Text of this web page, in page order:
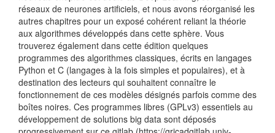
réseaux de neurones artificiels, et nous avons réorganisé les
autres chapitres pour un exposé cohérent reliant la théorie
aux algorithmes développés dans cette sphère. Vous
trouverez également dans cette édition quelques
programmes des algorithmes classiques, écrits en langages
Python et C (langages à la fois simples et populaires), et à
destination des lecteurs qui souhaitent connaître le
fonctionnement de ces modèles désignés parfois comme des
boîtes noires. Ces programmes libres (GPLv3) essentiels au
développement de solutions big data sont déposés